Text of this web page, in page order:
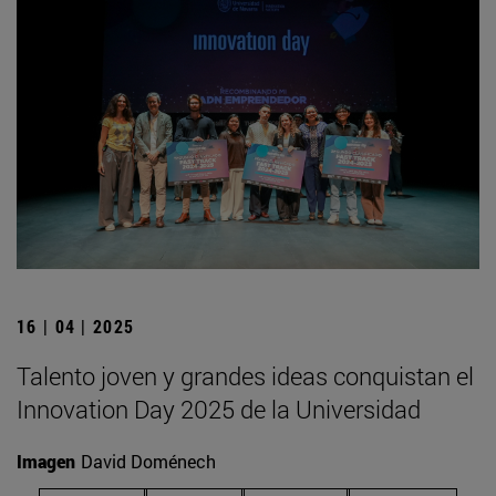
16 | 04 | 2025
Talento joven y grandes ideas conquistan el
Innovation Day 2025 de la Universidad
Imagen David Doménech